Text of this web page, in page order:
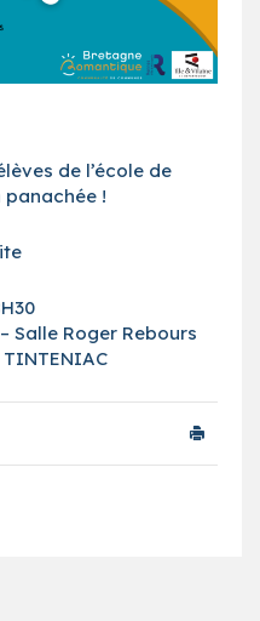
de l’école de
!
Salle Roger Rebours